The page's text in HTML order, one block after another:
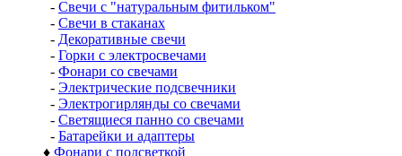
- Свечи с "натуральным фитильком"
- Свечи в стаканах
- Декоративные свечи
- Горки с электросвечами
- Фонари со свечами
- Электрические подсвечники
- Электрогирлянды со свечами
- Светящиеся панно со свечами
- Батарейки и адаптеры
♦ Фонари с подсветкой